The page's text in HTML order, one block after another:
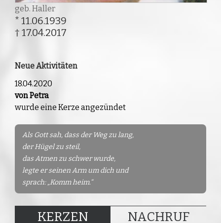
geb. Haller
* 11.06.1939
† 17.04.2017
Neue Aktivitäten
18.04.2020
von Petra
wurde eine Kerze angezündet
Als Gott sah, dass der Weg zu lang,
der Hügel zu steil,
das Atmen zu schwer wurde,
legte er seinen Arm um dich und
sprach: „Komm heim.“
KERZEN NACHRUF